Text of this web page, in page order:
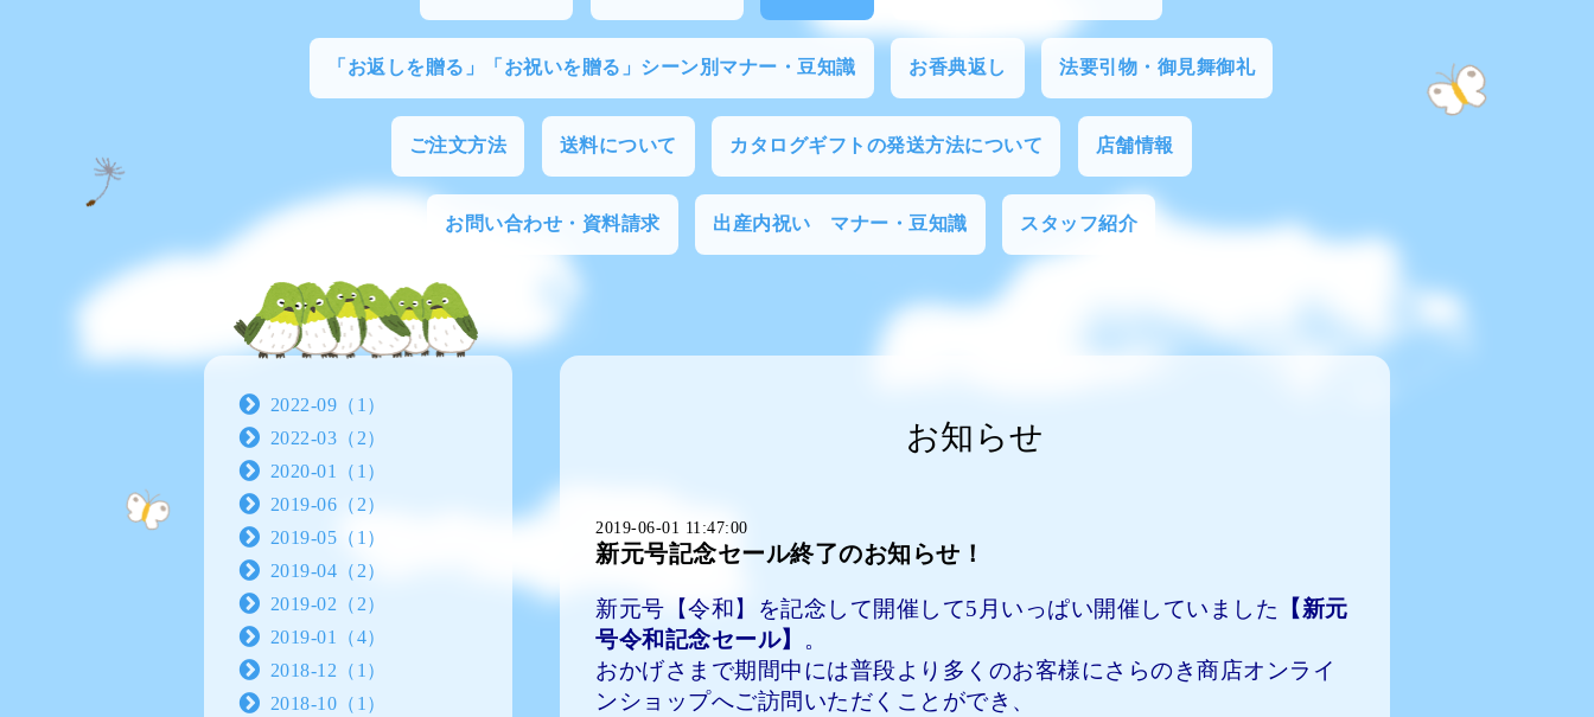
「お返しを贈る」「お祝いを贈る」シーン別マナー・豆知識 お香典返し 法要引物・御見舞御礼
ご注文方法 送料について カタログギフトの発送方法について 店舗情報
お問い合わせ・資料請求 出産内祝い マナー・豆知識 スタッフ紹介
お知らせ
2019-06-01 11:47:00
新元号記念セール終了のお知らせ！
新元号【令和】を記念して開催して5月いっぱい開催していました 【新元
号令和記念セール】
。
おかげさまで期間中には普段より多くのお客様にさらのき商店オンライ
ンショップへご訪問いただくことができ、
2022-09（1）
2022-03（2）
2020-01（1）
2019-06（2）
2019-05（1）
2019-04（2）
2019-02（2）
2019-01（4）
2018-12（1）
2018-10（1）